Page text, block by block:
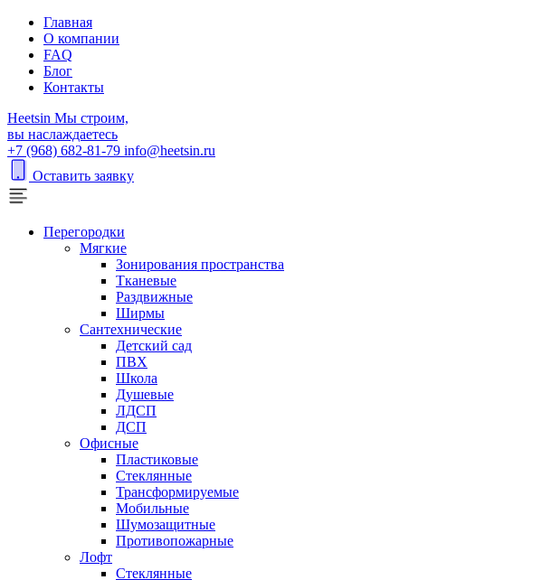
Главная
О компании
FAQ
Блог
Контакты
Heetsin Мы строим,
вы наслаждаетесь
+7 (968) 682-81-79 info@heetsin.ru
Оставить заявку
Перегородки
Мягкие
Зонирования пространства
Тканевые
Раздвижные
Ширмы
Сантехнические
Детский сад
ПВХ
Школа
Душевые
ЛДСП
ДСП
Офисные
Пластиковые
Стеклянные
Трансформируемые
Мобильные
Шумозащитные
Противопожарные
Лофт
Стеклянные